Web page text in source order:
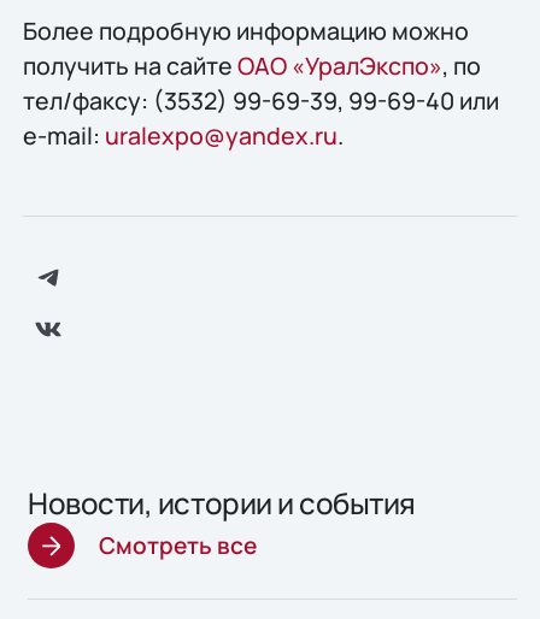
Более подробную информацию можно
получить на сайтеОАО «УралЭкспо», по
тел/факсу: (3532) 99-69-39, 99-69-40 или
e-mail: uralexpo@yandex.ru.
Новости, истории и события
Смотреть все